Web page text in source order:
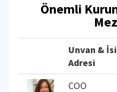
Önemli
Unvan &
Adresi
COO